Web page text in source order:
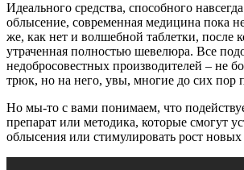
Идеального средства, способного
облысение, современная медицина пока
же, как нет и волшебной таблетки, после
утраченная полностью шевелюра. Все
недобросовестных производителей – не
трюк, но на него, увы, многие до сих пор
Но мы-то с вами понимаем, что
препарат или методика, которые смогут
облысения или стимулировать рост новых